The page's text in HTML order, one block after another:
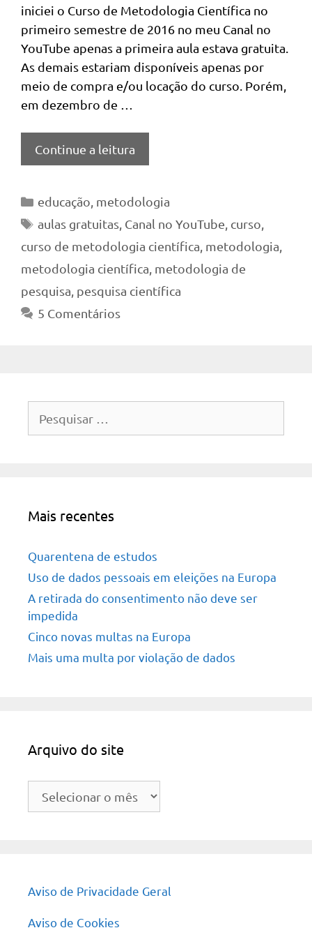
iniciei o Curso de Metodologia Científica no
primeiro semestre de 2016 no meu Canal no
YouTube apenas a primeira aula estava gratuita.
As demais estariam disponíveis apenas por
meio de compra e/ou locação do curso. Porém,
em dezembro de …
Continue a leitura
Categorias
educação, metodologia
Tags
aulas gratuitas, Canal no YouTube, curso,
curso de metodologia científica, metodologia,
metodologia científica, metodologia de
pesquisa, pesquisa científica
5 Comentários
por:
Mais recentes
Quarentena de estudos
Uso de dados pessoais em eleições na Europa
A retirada do consentimento não deve ser
impedida
Cinco novas multas na Europa
Mais uma multa por violação de dados
Arquivo do site
Arquivo
Aviso de Privacidade Geral
Aviso de Cookies